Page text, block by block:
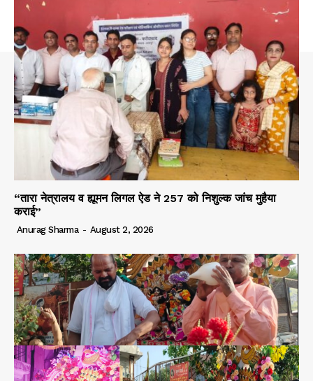
“तारा नेत्रालय व ह्यूमन लिगल ऐड ने 257 को निशुल्क जांच मुहैया
कराई”
Anurag Sharma - August 2, 2026